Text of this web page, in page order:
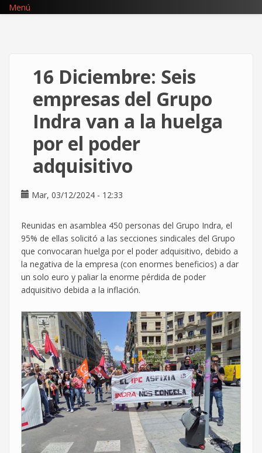
Pasar
Menú
16 Diciembre: Seis
empresas del Grupo
Indra van a la huelga
por el poder
adquisitivo
Mar, 03/12/2024 - 12:33
Reunidas en asamblea 450 personas del Grupo Indra, el
95% de ellas solicitó a las secciones sindicales del Grupo
que convocaran huelga por el poder adquisitivo, debido a
la negativa de la empresa (con enormes beneficios) a dar
un solo euro y paliar la enorme pérdida de poder
adquisitivo debida a la inflación.